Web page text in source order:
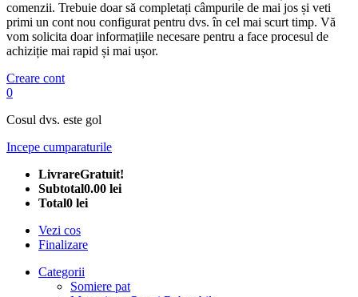
comenzii. Trebuie doar să completați câmpurile de mai jos și veti
primi un cont nou configurat pentru dvs. în cel mai scurt timp. Vă
vom solicita doar informațiile necesare pentru a face procesul de
achiziție mai rapid și mai ușor.
Creare cont
0
Cosul dvs. este gol
Incepe cumparaturile
LivrareGratuit!
Subtotal0.00 lei
Total0 lei
Vezi cos
Finalizare
Categorii
Somiere pat